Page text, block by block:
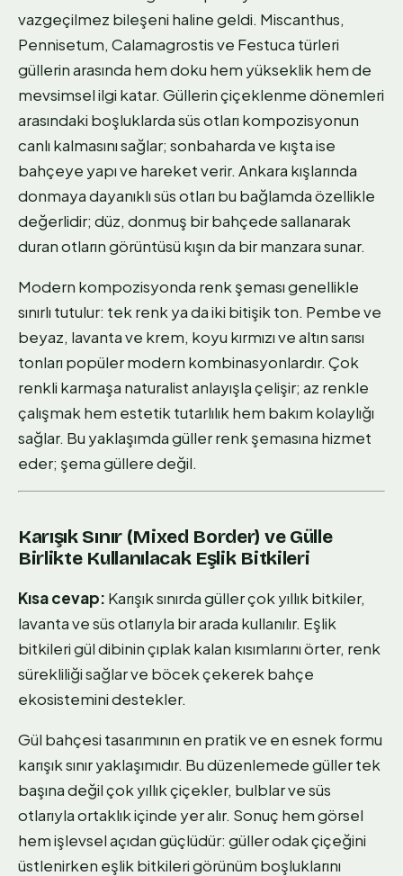
vazgeçilmez bileşeni haline geldi. Miscanthus,
Pennisetum, Calamagrostis ve Festuca türleri
güllerin arasında hem doku hem yükseklik hem de
mevsimsel ilgi katar. Güllerin çiçeklenme dönemleri
arasındaki boşluklarda süs otları kompozisyonun
canlı kalmasını sağlar; sonbaharda ve kışta ise
bahçeye yapı ve hareket verir. Ankara kışlarında
donmaya dayanıklı süs otları bu bağlamda özellikle
değerlidir; düz, donmuş bir bahçede sallanarak
duran otların görüntüsü kışın da bir manzara sunar.
Modern kompozisyonda renk şeması genellikle
sınırlı tutulur: tek renk ya da iki bitişik ton. Pembe ve
beyaz, lavanta ve krem, koyu kırmızı ve altın sarısı
tonları popüler modern kombinasyonlardır. Çok
renkli karmaşa naturalist anlayışla çelişir; az renkle
çalışmak hem estetik tutarlılık hem bakım kolaylığı
sağlar. Bu yaklaşımda güller renk şemasına hizmet
eder; şema güllere değil.
Karışık Sınır (Mixed Border) ve Gülle
Birlikte Kullanılacak Eşlik Bitkileri
Kısa cevap: Karışık sınırda güller çok yıllık bitkiler,
lavanta ve süs otlarıyla bir arada kullanılır. Eşlik
bitkileri gül dibinin çıplak kalan kısımlarını örter, renk
sürekliliği sağlar ve böcek çekerek bahçe
ekosistemini destekler.
Gül bahçesi tasarımının en pratik ve en esnek formu
karışık sınır yaklaşımıdır. Bu düzenlemede güller tek
başına değil çok yıllık çiçekler, bulblar ve süs
otlarıyla ortaklık içinde yer alır. Sonuç hem görsel
hem işlevsel açıdan güçlüdür: güller odak çiçeğini
üstlenirken eşlik bitkileri görünüm boşluklarını